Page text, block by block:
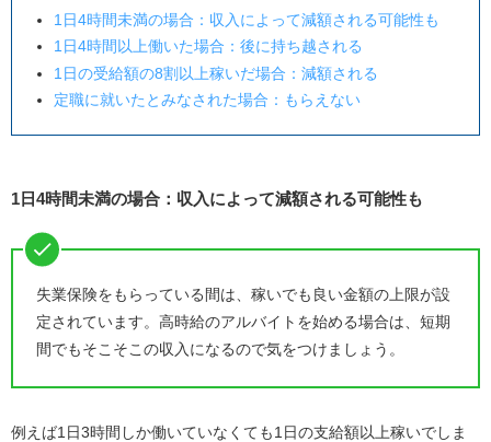
1日4時間未満の場合：収入によって減額される可能性も
1日4時間以上働いた場合：後に持ち越される
1日の受給額の8割以上稼いだ場合：減額される
定職に就いたとみなされた場合：もらえない
1日4時間未満の場合：収入によって減額される可能性も
失業保険をもらっている間は、稼いでも良い金額の上限が設
定されています。高時給のアルバイトを始める場合は、短期
間でもそこそこの収入になるので気をつけましょう。
例えば1 日3時間しか働いていなくても1 日の支給額以上稼いでしま